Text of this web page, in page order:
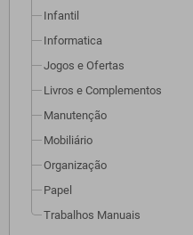
Infantil
Informatica
Jogos e Ofertas
Livros e Complementos
Manutenção
Mobiliário
Organização
Papel
Trabalhos Manuais